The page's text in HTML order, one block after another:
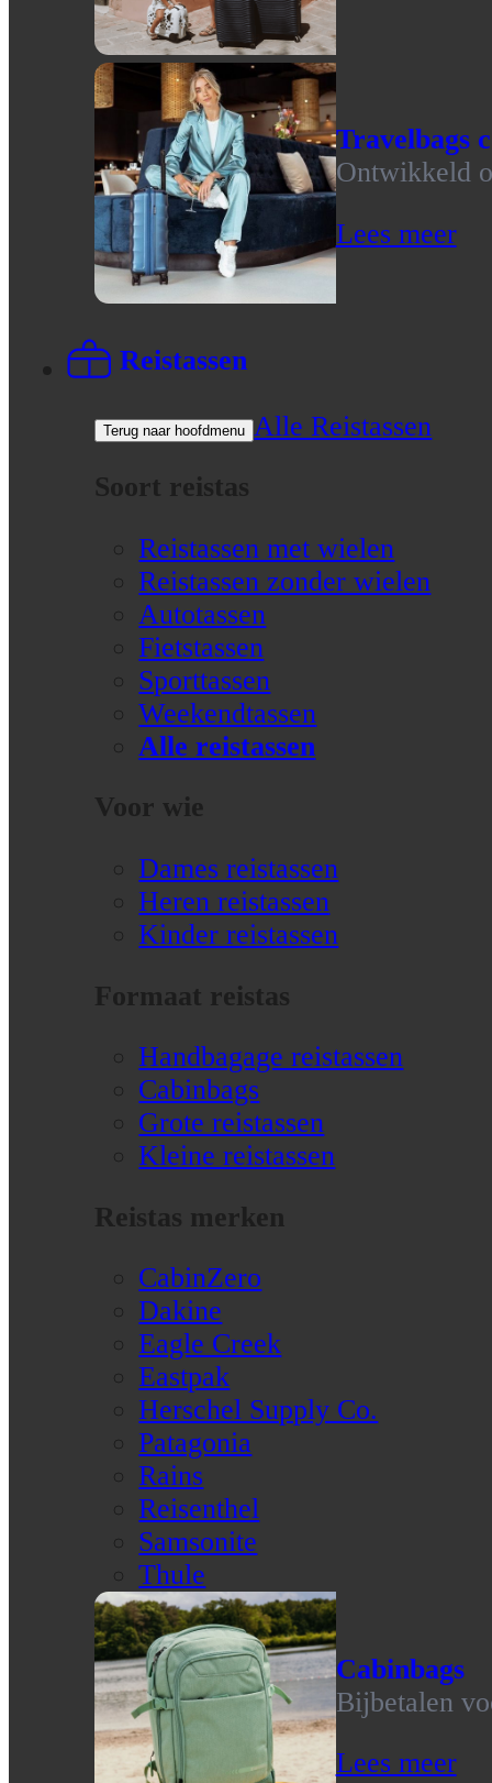
Travelbags
Ontwikkeld
Lees meer
Reistassen
Terug naar hoofdmenu
Alle Reistassen
Soort reistas
Reistassen met wielen
Reistassen zonder wielen
Autotassen
Fietstassen
Sporttassen
Weekendtassen
Alle reistassen
Voor wie
Dames reistassen
Heren reistassen
Kinder reistassen
Formaat reistas
Handbagage reistassen
Cabinbags
Grote reistassen
Kleine reistassen
Reistas merken
CabinZero
Dakine
Eagle Creek
Eastpak
Herschel Supply Co.
Patagonia
Rains
Reisenthel
Samsonite
Thule
Cabinbags
Bijbetalen
Lees meer